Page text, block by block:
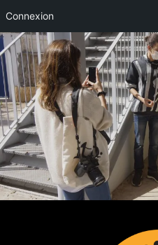
Connexion